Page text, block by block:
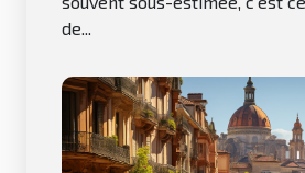
de...